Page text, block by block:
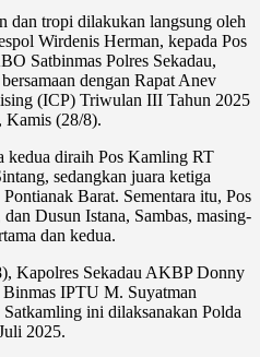
dan tropi dilakukan langsung oleh
Wirdenis Herman, kepada Pos
Satbinmas Polres Sekadau,
dengan Rapat Anev
(ICP) Triwulan III Tahun 2025
Kamis (28/8).
kedua diraih Pos Kamling RT
sedangkan juara ketiga
Barat. Sementara itu, Pos
Dusun Istana, Sambas, masing-
dan kedua.
Kapolres Sekadau AKBP Donny
IPTU M. Suyatman
ini dilaksanakan Polda
2025.